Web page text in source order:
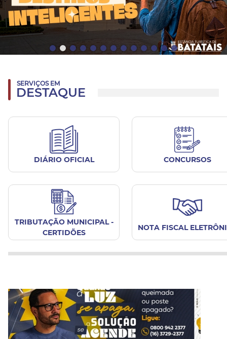
SERVIÇOS EM
DESTAQUE
DIÁRIO OFICIAL CONCURSOS
TRIBUTAÇÃO MUNICIPAL -
CERTIDÕES
NOTA FISCAL